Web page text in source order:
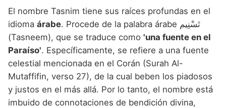
El nombre Tasnim tiene sus raíces profundas en el
idioma árabe. Procede de la palabra árabe تَسْنِيم
(Tasneem), que se traduce como 'una fuente en el
Paraíso'. Específicamente, se refiere a una fuente
celestial mencionada en el Corán (Surah Al-
Mutaffifin, verso 27), de la cual beben los piadosos
y justos en el más allá. Por lo tanto, el nombre está
imbuido de connotaciones de bendición divina,